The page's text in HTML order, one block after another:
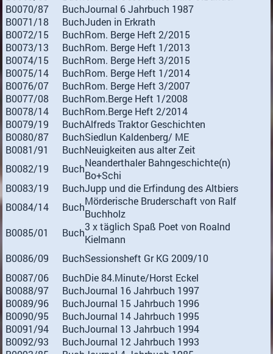
B0070/87
BuchJournal 6 Jahrbuch 1987
B0071/18
BuchJuden in Erkrath
B0072/15
BuchRom. Berge Heft 2/2015
B0073/13
BuchRom. Berge Heft 1/2013
B0074/15
BuchRom. Berge Heft 3/2015
B0075/14
BuchRom. Berge Heft 1/2014
B0076/07
BuchRom. Berge Heft 3/2007
B0077/08
BuchRom.Berge Heft 1/2008
B0078/14
BuchRom.Berge Heft 2/2014
B0079/19
BuchAlfreds Traktor Geschichten
B0080/87
BuchSiedlun Kaldenberg/ ME
B0081/91
BuchNeuigkeiten aus alter Zeit
B0082/19
BuchNeanderthaler Bahngeschichte(n)
Bo+Schi
B0083/19
BuchJupp und die Erfindung des Altbiers
B0084/14
BuchMörderische Bruderschaft von Ralf
Buchholz
B0085/01
Buch3 x täglich Spaß Poet von Roalnd
Kielmann
B0086/09
BuchSessionsheft Gr KG 2009/10
B0087/06
BuchDie 84.Minute/Horst Eckel
B0088/97
BuchJournal 16 Jahrbuch 1997
B0089/96
BuchJournal 15 Jahrbuch 1996
B0090/95
BuchJournal 14 Jahrbuch 1995
B0091/94
BuchJournal 13 Jahrbuch 1994
B0092/93
BuchJournal 12 Jahrbuch 1993